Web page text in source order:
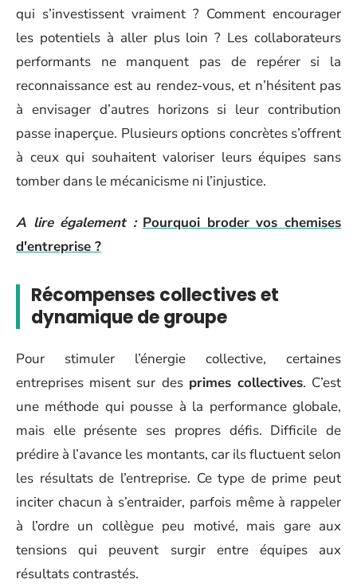
qui s’investissent vraiment ? Comment encourager
les potentiels à aller plus loin ? Les collaborateurs
performants ne manquent pas de repérer si la
reconnaissance est au rendez-vous, et n’hésitent pas
à envisager d’autres horizons si leur contribution
passe inaperçue. Plusieurs options concrètes s’offrent
à ceux qui souhaitent valoriser leurs équipes sans
tomber dans le mécanicisme ni l’injustice.
A lire également : Pourquoi broder vos chemises
d'entreprise ?
Récompenses collectives et
dynamique de groupe
Pour stimuler l’énergie collective, certaines
entreprises misent sur des primes collectives. C’est
une méthode qui pousse à la performance globale,
mais elle présente ses propres défis. Difficile de
prédire à l’avance les montants, car ils fluctuent selon
les résultats de l’entreprise. Ce type de prime peut
inciter chacun à s’entraider, parfois même à rappeler
à l’ordre un collègue peu motivé, mais gare aux
tensions qui peuvent surgir entre équipes aux
résultats contrastés.